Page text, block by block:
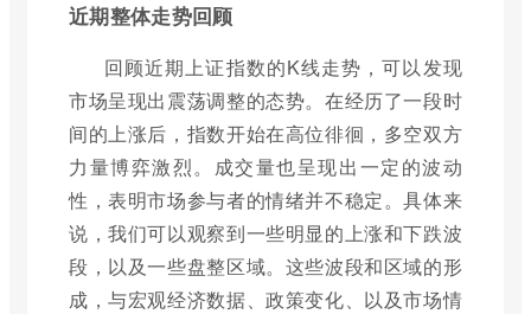
近期整体走势回顾
回顾近期上证指数的K线走势，可以发现
市场呈现出震荡调整的态势。在经历了一段时
间的上涨后，指数开始在高位徘徊，多空双方
力量博弈激烈。成交量也呈现出一定的波动
性，表明市场参与者的情绪并不稳定。具体来
说，我们可以观察到一些明显的上涨和下跌波
段，以及一些盘整区域。这些波段和区域的形
成，与宏观经济数据、政策变化、以及市场情